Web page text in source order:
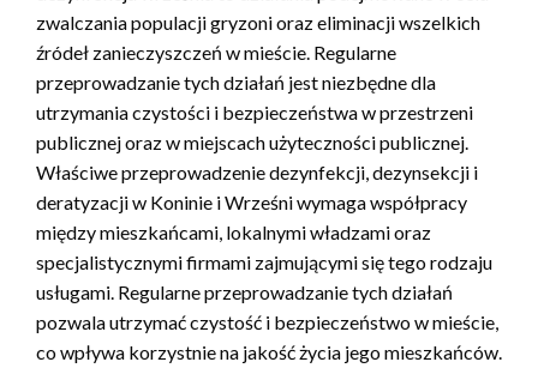
zwalczania populacji gryzoni oraz eliminacji wszelkich
źródeł zanieczyszczeń w mieście. Regularne
przeprowadzanie tych działań jest niezbędne dla
utrzymania czystości i bezpieczeństwa w przestrzeni
publicznej oraz w miejscach użyteczności publicznej.
Właściwe przeprowadzenie dezynfekcji, dezynsekcji i
deratyzacji w Koninie i Wrześni wymaga współpracy
między mieszkańcami, lokalnymi władzami oraz
specjalistycznymi firmami zajmującymi się tego rodzaju
usługami. Regularne przeprowadzanie tych działań
pozwala utrzymać czystość i bezpieczeństwo w mieście,
co wpływa korzystnie na jakość życia jego mieszkańców.